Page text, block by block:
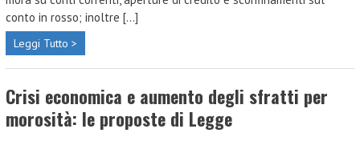
conto in rosso; inoltre [...]
Leggi Tutto >
Crisi economica e aumento degli sfratti per
morosità: le proposte di Legge